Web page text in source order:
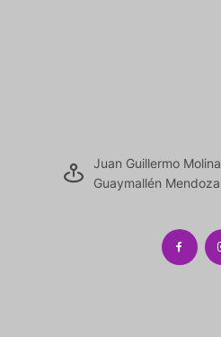
Juan Guillermo
Guaymallén